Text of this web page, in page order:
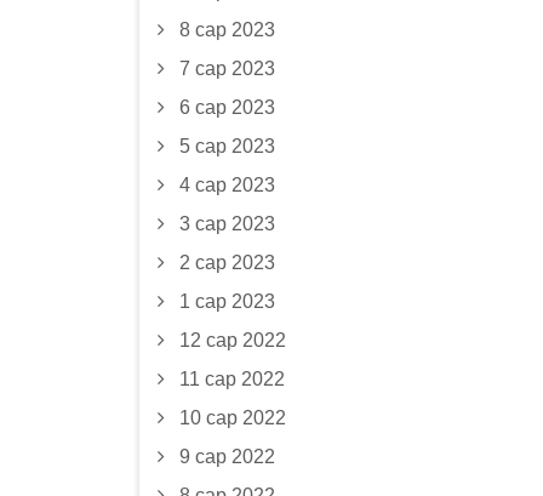
8 сар 2023
7 сар 2023
6 сар 2023
5 сар 2023
4 сар 2023
3 сар 2023
2 сар 2023
1 сар 2023
12 сар 2022
11 сар 2022
10 сар 2022
9 сар 2022